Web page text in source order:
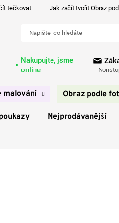
tečkovat Jak začít tvořit Obraz
Nakupujte, jsme
online
malování Obraz podle
Nejprodávanější